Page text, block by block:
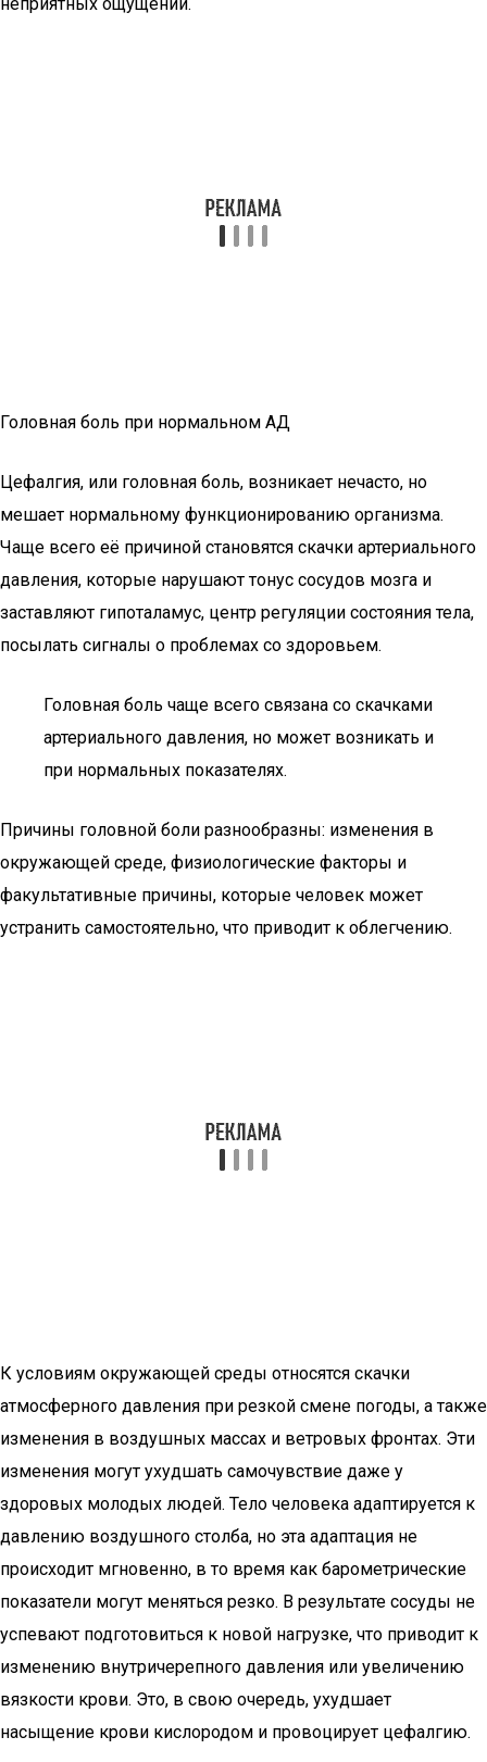
Головная боль при нормальном АД
Цефалгия, или головная боль, возникает нечасто, но
мешает нормальному функционированию организма.
Чаще всего её причиной становятся скачки артериального
давления, которые нарушают тонус сосудов мозга и
заставляют гипоталамус, центр регуляции состояния тела,
посылать сигналы о проблемах со здоровьем.
Головная боль чаще всего связана со скачками
артериального давления, но может возникать и
при нормальных показателях.
Причины головной боли разнообразны: изменения в
окружающей среде, физиологические факторы и
факультативные причины, которые человек может
устранить самостоятельно, что приводит к облегчению.
К условиям окружающей среды относятся скачки
атмосферного давления при резкой смене погоды, а также
изменения в воздушных массах и ветровых фронтах. Эти
изменения могут ухудшать самочувствие даже у
здоровых молодых людей. Тело человека адаптируется к
давлению воздушного столба, но эта адаптация не
происходит мгновенно, в то время как барометрические
показатели могут меняться резко. В результате сосуды не
успевают подготовиться к новой нагрузке, что приводит к
изменению внутричерепного давления или увеличению
вязкости крови. Это, в свою очередь, ухудшает
насыщение крови кислородом и провоцирует цефалгию.